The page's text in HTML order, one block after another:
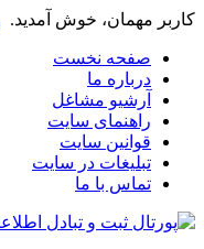
کاربر مهمان، خوش آمدید.
صفحه نخست
درباره ما
آرشیو مشاغل
راهنمای سایت
قوانین سایت
تبلیغات در سایت
تماس با ما